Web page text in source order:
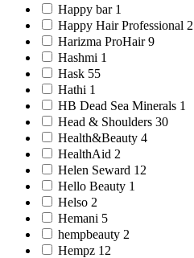
Happy bar 1
Happy Hair Professional 2
Harizma ProHair 9
Hashmi 1
Hask 55
Hathi 1
HB Dead Sea Minerals 1
Head & Shoulders 30
Health&Beauty 4
HealthAid 2
Helen Seward 12
Hello Beauty 1
Helso 2
Hemani 5
hempbeauty 2
Hempz 12